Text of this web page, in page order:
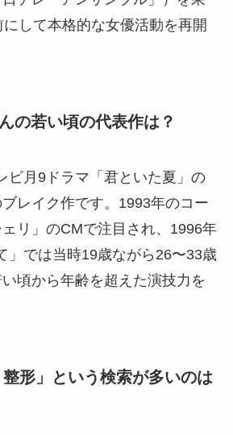
して本格的な女優活動を再開
の若い頃の代表作は？
ビ月9ドラマ「君といた夏」の
レイク作です。1993年のコー
リ」のCMで注目され、1996年
」では当時19歳ながら26〜33歳
頃から年齢を超えた演技力を
形」という検索が多いのは